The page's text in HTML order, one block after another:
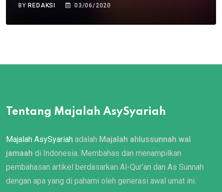
BYREDAKSI 03/06/2020
Tentang Majalah AsySyariah
Majalah AsySyariah adalah Majalah ahlussunnah wal
jamaah di Indonesia. Membahas dan menampilkan
pembahasan artikel berdasarkan Al-Qur’an dan As Sunnah
dengan apa yang di pahami oleh generasi awal umat ini.